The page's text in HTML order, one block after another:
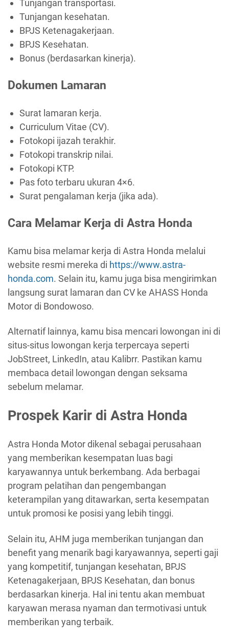
Tunjangan transportasi.
Tunjangan kesehatan.
BPJS Ketenagakerjaan.
BPJS Kesehatan.
Bonus (berdasarkan kinerja).
Dokumen Lamaran
Surat lamaran kerja.
Curriculum Vitae (CV).
Fotokopi ijazah terakhir.
Fotokopi transkrip nilai.
Fotokopi KTP.
Pas foto terbaru ukuran 4×6.
Surat pengalaman kerja (jika ada).
Cara Melamar Kerja di Astra Honda
Kamu bisa melamar kerja di Astra Honda melalui
website resmi mereka di https://www.astra-
honda.com. Selain itu, kamu juga bisa mengirimkan
langsung surat lamaran dan CV ke AHASS Honda
Motor di Bondowoso.
Alternatif lainnya, kamu bisa mencari lowongan ini di
situs-situs lowongan kerja terpercaya seperti
JobStreet, LinkedIn, atau Kalibrr. Pastikan kamu
membaca detail lowongan dengan seksama
sebelum melamar.
Prospek Karir di Astra Honda
Astra Honda Motor dikenal sebagai perusahaan
yang memberikan kesempatan luas bagi
karyawannya untuk berkembang. Ada berbagai
program pelatihan dan pengembangan
keterampilan yang ditawarkan, serta kesempatan
untuk promosi ke posisi yang lebih tinggi.
Selain itu, AHM juga memberikan tunjangan dan
benefit yang menarik bagi karyawannya, seperti gaji
yang kompetitif, tunjangan kesehatan, BPJS
Ketenagakerjaan, BPJS Kesehatan, dan bonus
berdasarkan kinerja. Hal ini tentu akan membuat
karyawan merasa nyaman dan termotivasi untuk
memberikan yang terbaik.